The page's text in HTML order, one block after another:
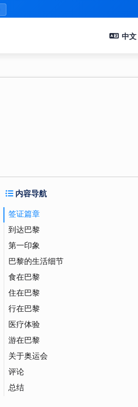
中文
内容导航
签证篇章
到达巴黎
第一印象
巴黎的生活细节
食在巴黎
住在巴黎
行在巴黎
医疗体验
游在巴黎
关于奥运会
评论
总结